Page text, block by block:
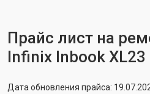
Прайс лист на
Infinix Inbook XL23
Дата обновления прайса: